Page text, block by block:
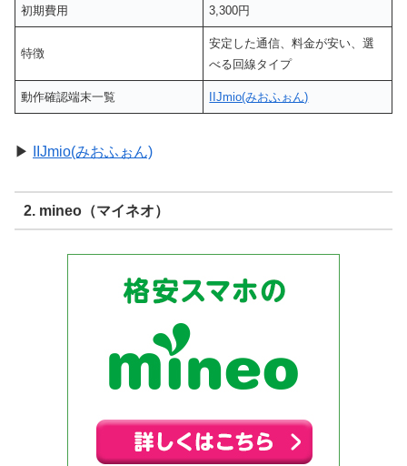
初期費用 3,300円
特徴
安定した通信、料金が安い、選
べる回線タイプ
動作確認端末一覧 IIJmio(みおふぉん)
▶ IIJmio(みおふぉん)
2. mineo（マイネオ）